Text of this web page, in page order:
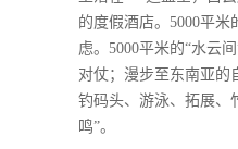
的度假酒店。5000平
虑。5000平米的“水云
对仗；漫步至东南亚的
钓码头、游泳、拓展、
鸣”。